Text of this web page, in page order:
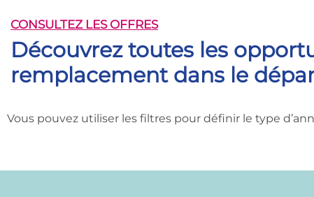
CONSULTEZ LES OFFRES
Découvrez toutes les
remplacement dans le
Vous pouvez utiliser les filtres pour définir le type